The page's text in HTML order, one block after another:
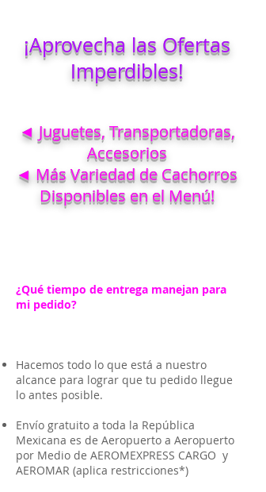
¡Aprovecha las Ofertas
Imperdibles!
◄ Juguetes, Transportadoras,
Accesorios
◄ Más Variedad de Cachorros
Disponibles en el Menú!
¿Qué tiempo de entrega manejan para
mi pedido?
Hacemos todo lo que está a nuestro
alcance para lograr que tu pedido llegue
lo antes posible.
Envío gratuito a toda la República
Mexicana es de Aeropuerto a Aeropuerto
por Medio de AEROMEXPRESS CARGO y
AEROMAR (aplica restricciones*)